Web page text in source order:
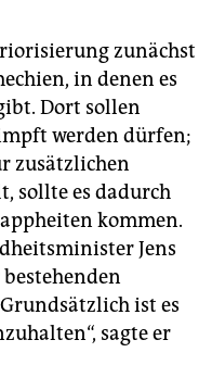
zunächst
in denen es
Dort sollen
werden dürfen;
zusätzlichen
sollte es dadurch
kommen.
Jens
be­stehenden
ist es
sagte er